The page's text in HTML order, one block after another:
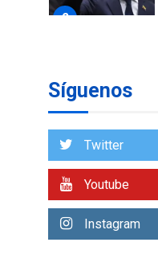
4
Síguenos
Twitter
Youtube
Instagram